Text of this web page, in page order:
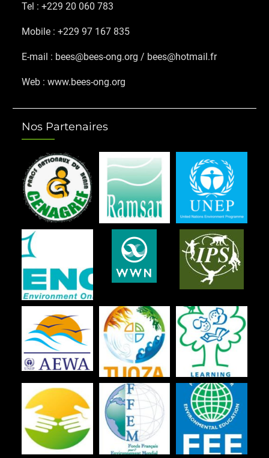
Tel : +229 20 060 783
Mobile : +229 97 167 835
E-mail : bees@bees-ong.org / bees@hotmail.fr
Web : www.bees-ong.org
Nos Partenaires